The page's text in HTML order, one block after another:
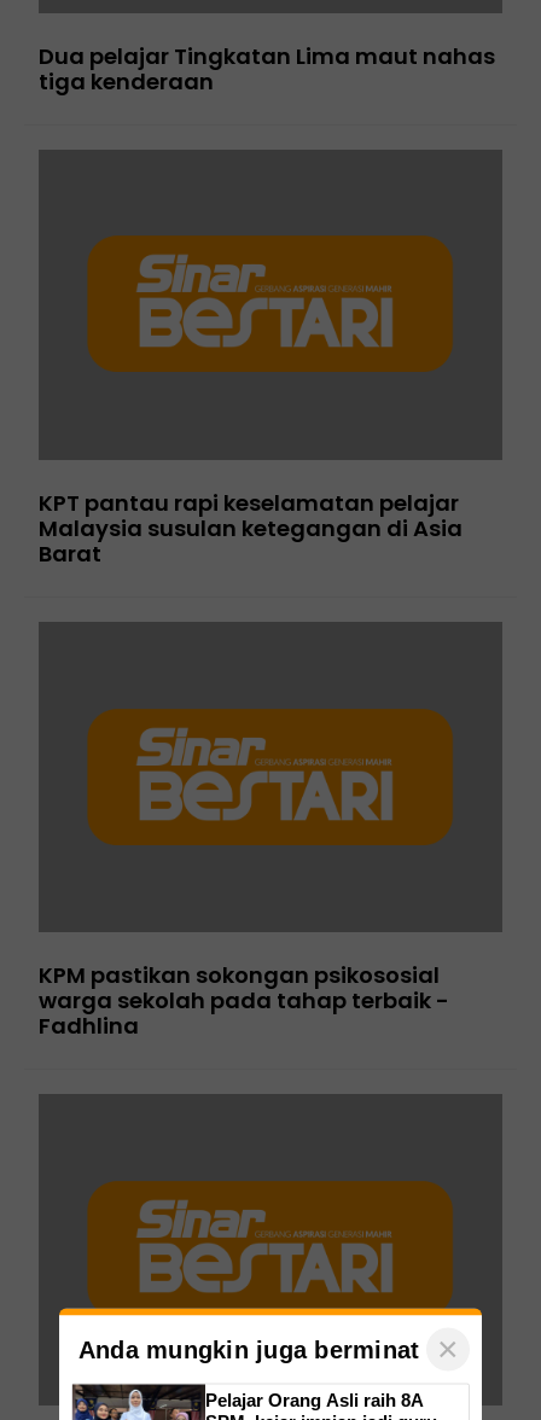
Dua pelajar Tingkatan Lima maut nahas
tiga kenderaan
KPT pantau rapi keselamatan pelajar
Malaysia susulan ketegangan di Asia
Barat
KPM pastikan sokongan psikososial
warga sekolah pada tahap terbaik -
Fadhlina
Anda mungkin juga berminat ×
Pelajar Orang Asli raih 8A